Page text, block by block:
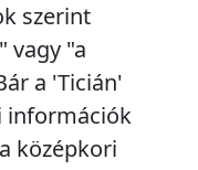
szerint
vagy "a
a 'Ticián'
információk
középkori